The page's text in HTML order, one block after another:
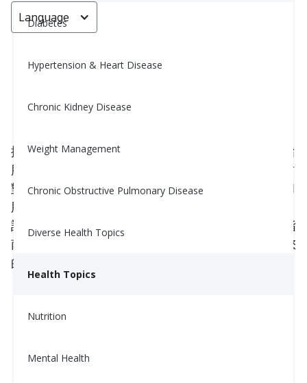
Diabetes
Hypertension & Heart Disease
Chronic Kidney Disease
Weight Management
Chronic Obstructive Pulmonary Disease
Diverse Health Topics
Health Topics
Nutrition
Mental Health
Language
多元不飽和脂肪酸與健康
Anna Sramek, RD
攝取脂肪對我們的健康至關重要。我們知道像反式脂
肪和
這類脂肪應加以限制。然而，哪些脂肪
對我們有益呢？在這篇文章中，我們將討論多不飽和
脂肪酸（PUFAs）。我們將介紹PUFAs是什麼、應
該攝取哪些PUFAs以及哪些食物是最佳來源。這份指
南將幫助您開始在飲食中增加更多PUFAs，以改善您
的健康！